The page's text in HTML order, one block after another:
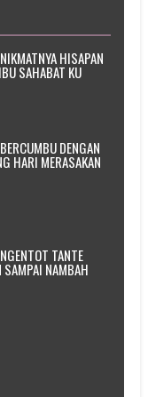
HISAPAN
SAHABAT KU
DENGAN
HARI MERASAKAN
TANTE
SAMPAI NAMBAH